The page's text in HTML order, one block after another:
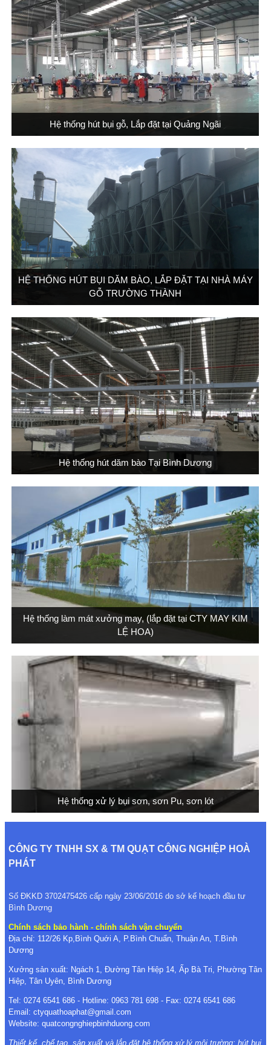
Hệ thống hút bụi gỗ, Lắp đặt tại Quảng Ngãi
HỆ THỐNG HÚT BỤI DĂM BÀO, LẮP ĐẶT TẠI NHÀ MÁY
GỖ TRƯỜNG THÀNH
Hệ thống hút dăm bào Tại Bình Dương
Hệ thống làm mát xưởng may, (lắp đặt tại CTY MAY KIM
LỆ HOA)
Hệ thống xử lý bụi sơn, sơn Pu, sơn lót
CÔNG TY TNHH SX & TM QUẠT CÔNG NGHIỆP HOÀ
PHÁT
Số ĐKKD 3702475426 cấp ngày 23/06/2016 do sở kế hoạch đầu tư
Bình Dương
Chính sách bảo hành - chính sách vận chuyển
Địa chỉ: 112/26 Kp,Bình Quới A, P.Bình Chuẩn, Thuận An, T.Bình
Dương
Xưởng sản xuất: Ngách 1, Đường Tân Hiệp 14, Ấp Bà Tri, Phường Tân
Hiệp, Tân Uyên, Bình Dương
Tel: 0274 6541 686 - Hotline: 0963 781 698 - Fax: 0274 6541 686
Email: ctyquathoaphat@gmail.com
Website: quatcongnghiepbinhduong.com
Thiết kế, chế tạo, sản xuất và lắp đặt hệ thống xử lý môi trường:hút bụi